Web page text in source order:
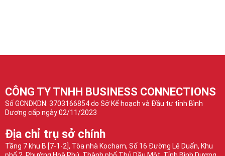
CÔNG TY TNHH BUSINESS CONNECTIONS
Số GCNDKDN: 3703166854 do Sở Kế hoạch và Đầu tư tỉnh Bình
Dương cấp ngày 02/11/2023
Địa chỉ trụ sở chính
Tầng 7 khu B [7-1-2], Tòa nhà Kocham, Số 16 Đường Lê Duẩn, Khu